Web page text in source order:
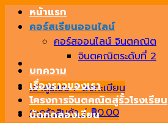
เข้าสู่ระบบ / ลงทะเบียน
ตะกร้าสินค้า /฿0.00
หน้าแรก
คอร์สเรียนออนไลน์
คอร์สออนไลน์ จินตคณิต
จินตคณิตระดับที่ 2
บทความ
เรื่องราวของเรา
โครงการจินตคณิตสู่รั้วโรงเรียน
นัดทดลองเรียน